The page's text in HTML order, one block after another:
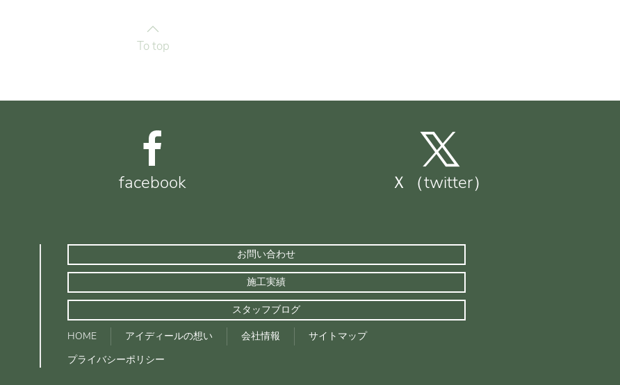
To top
facebook Ｘ（twitter）
お問い合わせ
施工実績
スタッフブログ
HOME
アイディールの想い 会社情報
サイトマップ
プライバシーポリシー